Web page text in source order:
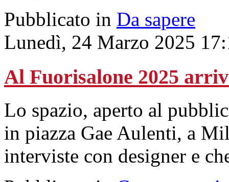
Pubblicato in Da sapere
Lunedì, 24 Marzo 2025
Al Fuorisalone 2025
Lo spazio, aperto al
in piazza Gae Aulenti, a
interviste con designer e